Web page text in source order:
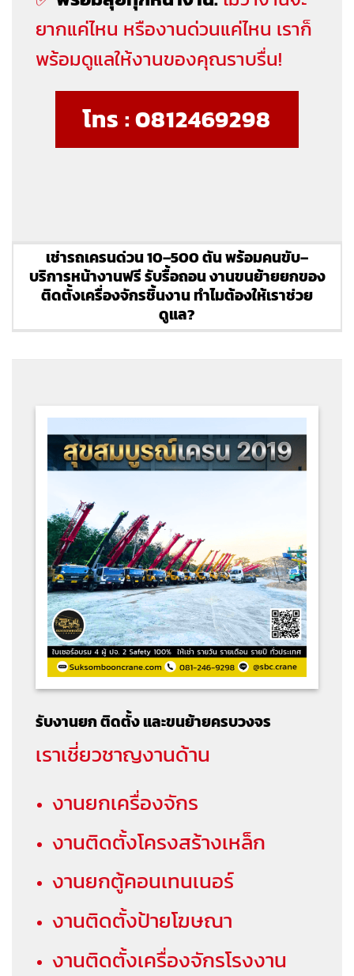
ยากแค่ไหน หรืองานด่วนแค่ไหน เราก็
พร้อมดูแลให้งานของคุณราบรื่น!
โทร : 0812469298
เช่ารถเครนด่วน 10–500 ตัน พร้อมคนขับ–
บริการหน้างานฟรี รับรื้อถอน งานขนย้ายยกของ
ติดตั้งเครื่องจักรชิ้นงาน ทำไมต้องให้เราช่วย
ดูแล?
รับงานยก ติดตั้ง และขนย้ายครบวงจร
เราเชี่ยวชาญงานด้าน
งานยกเครื่องจักร
งานติดตั้งโครงสร้างเหล็ก
งานยกตู้คอนเทนเนอร์
งานติดตั้งป้ายโฆษณา
งานติดตั้งเครื่องจักรโรงงาน